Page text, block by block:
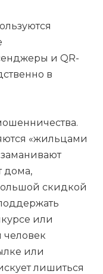
и QR-
в
«жильцами
дома,
скидкой
или
человек
или
лишиться